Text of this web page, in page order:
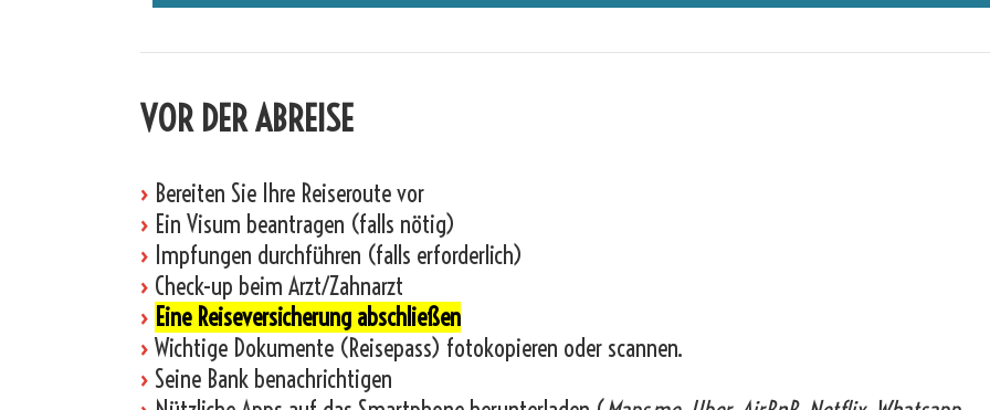
VOR DER ABREISE
› Bereiten Sie Ihre Reiseroute vor
› Ein Visum beantragen (falls nötig)
› Impfungen durchführen (falls erforderlich)
› Check-up beim Arzt/Zahnarzt
› Eine Reiseversicherung abschließen
› Wichtige Dokumente (Reisepass) fotokopieren oder scannen.
› Seine Bank benachrichtigen